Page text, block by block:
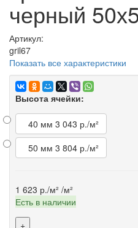
черный
Артикул:
gril67
Показать все характеристики
Высота ячейки:
40 мм 3 043 р./м²
50 мм 3 804 р./м²
1 623 р./м² /м²
Есть в наличии
+